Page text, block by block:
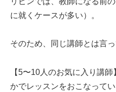
に就くケースが多い）。
そのため、同じ講師とは言
【5〜10人のお気に入り講
かでレッスンをおこなってい